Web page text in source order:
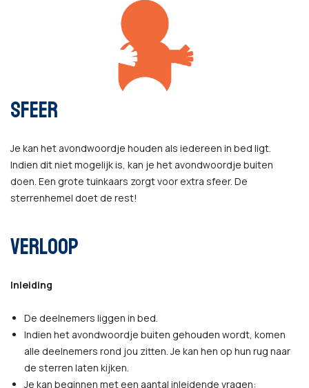
SFEER
Je kan het avondwoordje houden als iedereen in bed ligt.
Indien dit niet mogelijk is, kan je het avondwoordje buiten
doen. Een grote tuinkaars zorgt voor extra sfeer. De
sterrenhemel doet de rest!
VERLOOP
Inleiding
De deelnemers liggen in bed.
Indien het avondwoordje buiten gehouden wordt, komen
alle deelnemers rond jou zitten. Je kan hen op hun rug naar
de sterren laten kijken.
Je kan beginnen met een aantal inleidende vragen: